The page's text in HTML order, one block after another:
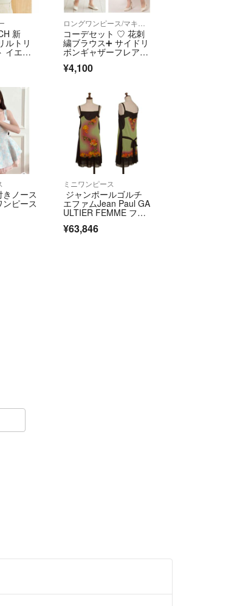
、返品受付後5日以内に当店に商品をご
合、初期不良等の場合でも対応いたし
られた際に状態の確認をお願いいたしま
ス代等の商品代金以上のご請求、不良
どはお受けできません。
、いかなる理由でもご返品をお断りさ
トナーです。
law/vtr/
official/law/vtr/#return_policy
号：T4260002013524
新
ルトリ
イエロ
コーデセット ♡ 花刺
繍ブラウス➕ サイドリ
ボンギャザーフレアス
カート
¥4,100
ノース
ンピース
ミニワンピース
ジャンポールゴルチ
エファムJean Paul GA
ULTIER FEMME フロ
ネットノースリーブワ
¥63,846